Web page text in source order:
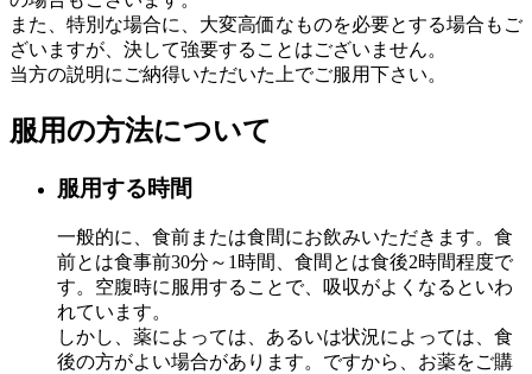
また、特別な場合に、大変高価なものを必要とする場合もご
ざいますが、決して強要することはございません。
当方の説明にご納得いただいた上でご服用下さい。
服用の方法について
服用する時間
一般的に、食前または食間にお飲みいただきます。食
前とは食事前30分～1時間、食間とは食後2時間程度で
す。空腹時に服用することで、吸収がよくなるといわ
れています。
しかし、薬によっては、あるいは状況によっては、食
後の方がよい場合があります。ですから、お薬をご購